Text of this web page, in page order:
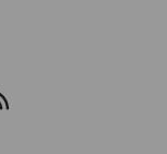
LinkedIn
su Twitch
su Rss